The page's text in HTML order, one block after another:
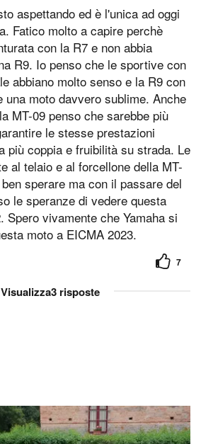
aspettando ed è l'unica ad oggi
Fatico molto a capire perchè
con la R7 e non abbia
R9. Io penso che le sportive con
abbiano molto senso e la R9 con
una moto davvero sublime. Anche
MT-09 penso che sarebbe più
le stesse prestazioni
più coppia e fruibilità su strada. Le
al telaio e al forcellone della MT-
sperare ma con il passare del
le speranze di vedere questa
Spero vivamente che Yamaha si
moto a EICMA 2023.
3risposte
7